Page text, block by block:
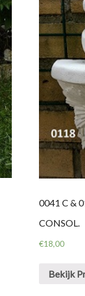
0041 C &
CONSOL.
€18,00
Bekijk